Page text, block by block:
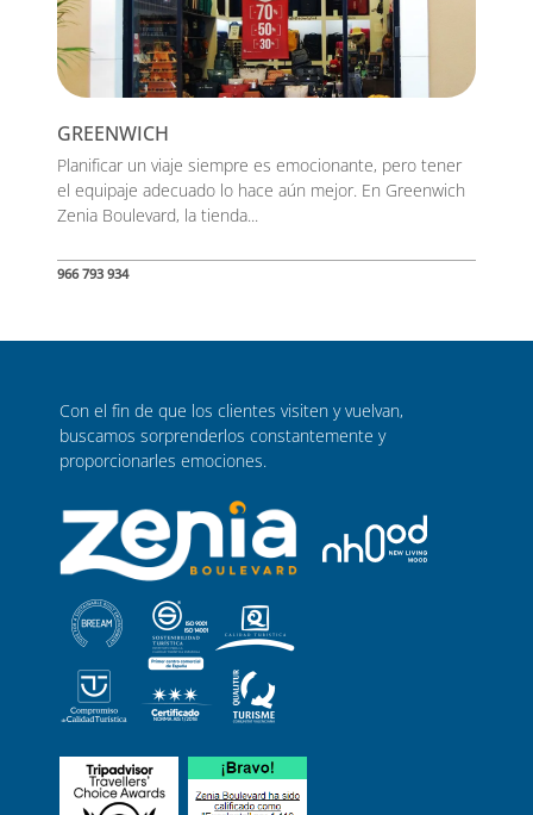
GREENWICH
Planificar un viaje siempre es emocionante, pero tener
el equipaje adecuado lo hace aún mejor. En Greenwich
Zenia Boulevard, la tienda...
966 793 934
Con el fin de que los clientes visiten y vuelvan,
buscamos sorprenderlos constantemente y
proporcionarles emociones.